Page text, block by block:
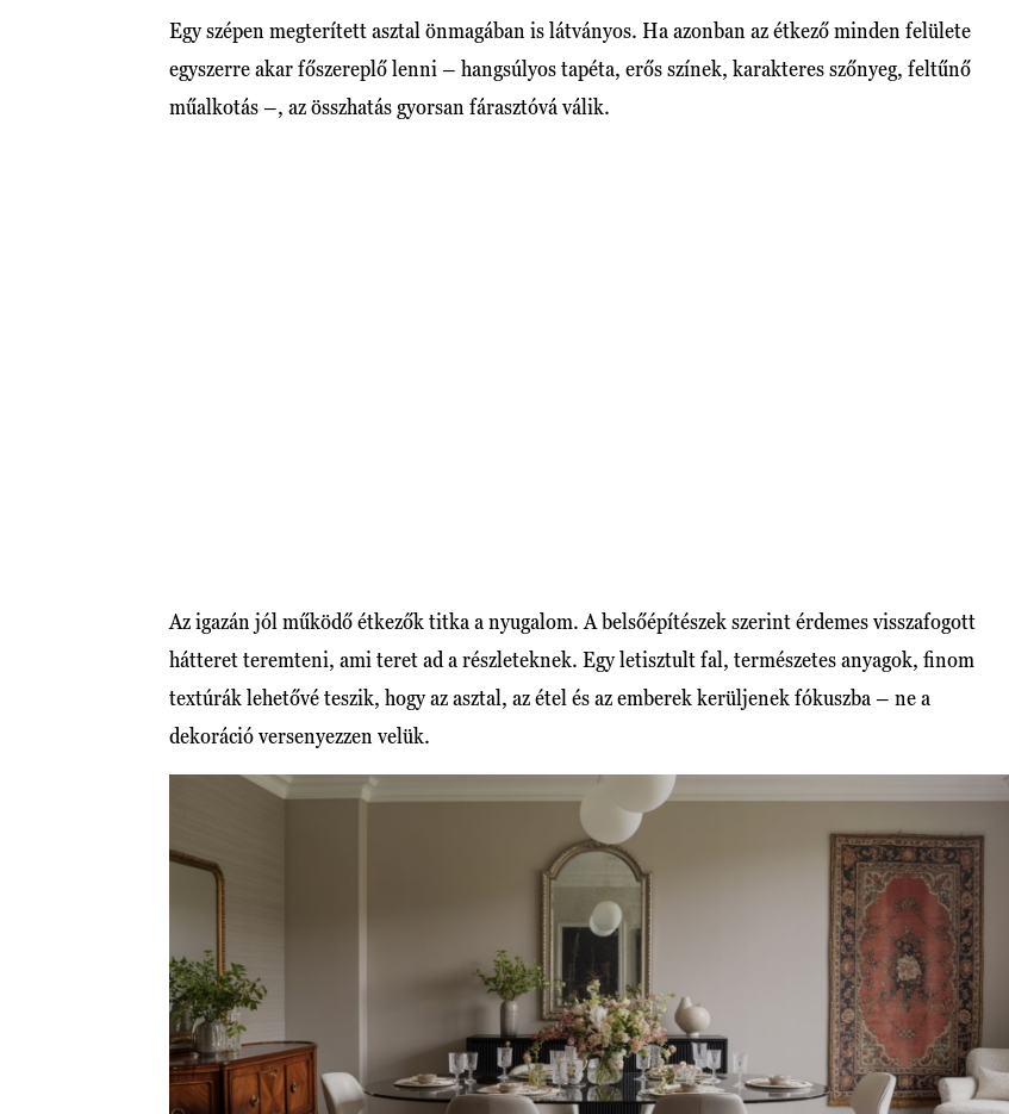
Egy szépen megterített asztal önmagában is látványos. Ha azonban az étkező minden felülete
egyszerre akar főszereplő lenni – hangsúlyos tapéta, erős színek, karakteres szőnyeg, feltűnő
műalkotás –, az összhatás gyorsan fárasztóvá válik.
Az igazán jól működő étkezők titka a nyugalom. A belsőépítészek szerint érdemes visszafogott
hátteret teremteni, ami teret ad a részleteknek. Egy letisztult fal, természetes anyagok, finom
textúrák lehetővé teszik, hogy az asztal, az étel és az emberek kerüljenek fókuszba – ne a
dekoráció versenyezzen velük.